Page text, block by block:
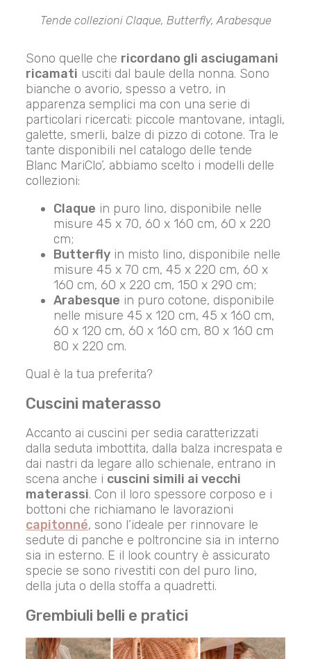
Tende collezioni Claque, Butterfly, Arabesque
Sono quelle che ricordano gli asciugamani
ricamati usciti dal baule della nonna. Sono
bianche o avorio, spesso a vetro, in
apparenza semplici ma con una serie di
particolari ricercati: piccole mantovane, intagli,
galette, smerli, balze di pizzo di cotone. Tra le
tante disponibili nel catalogo delle tende
Blanc MariClo’, abbiamo scelto i modelli delle
collezioni:
Claque in puro lino, disponibile nelle
misure 45 x 70, 60 x 160 cm, 60 x 220
cm;
Butterfly in misto lino, disponibile nelle
misure 45 x 70 cm, 45 x 220 cm, 60 x
160 cm, 60 x 220 cm, 150 x 290 cm;
Arabesque in puro cotone, disponibile
nelle misure 45 x 120 cm, 45 x 160 cm,
60 x 120 cm, 60 x 160 cm, 80 x 160 cm
80 x 220 cm.
Qual è la tua preferita?
Cuscini materasso
Accanto ai cuscini per sedia caratterizzati
dalla seduta imbottita, dalla balza increspata e
dai nastri da legare allo schienale, entrano in
scena anche i cuscini simili ai vecchi
materassi. Con il loro spessore corposo e i
bottoni che richiamano le lavorazioni
capitonné, sono l’ideale per rinnovare le
sedute di panche e poltroncine sia in interno
sia in esterno. E il look country è assicurato
specie se sono rivestiti con del puro lino,
della juta o della stoffa a quadretti.
Grembiuli belli e pratici